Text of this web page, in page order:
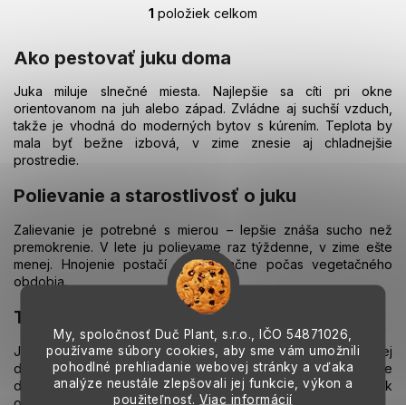
My, spoločnosť Duč Plant, s.r.o., IČO 54871026,
používame súbory cookies, aby sme vám umožnili
pohodlné prehliadanie webovej stránky a vďaka
analýze neustále zlepšovali jej funkcie, výkon a
použiteľnosť.Viac informácií
O
l
a
c
r
k
y
v
ý
p
i
s
u
1 položiek celkom
Ako pestovať juku doma
Juka miluje slnečné miesta. Najlepšie sa cíti pri okne
orientovanom na juh alebo západ. Zvládne aj suchší vzduch,
takže je vhodná do moderných bytov s kúrením. Teplota by
mala byť bežne izbová, v zime znesie aj chladnejšie
prostredie.
Polievanie a starostlivosť o juku
Zalievanie je potrebné s mierou – lepšie znáša sucho než
premokrenie. V lete ju polievame raz týždenne, v zime ešte
menej. Hnojenie postačí raz mesačne počas vegetačného
obdobia.
Tipy pre úspešné pestovanie juky
Juka je rastlina, ktorá nám odpustí drobné chyby. Stačí jej
dostatok svetla a občasná zálievka. Aby pôsobila ešte
dekoratívnejšie, môžeme jej kmeň tvarovať a vytvárať tak